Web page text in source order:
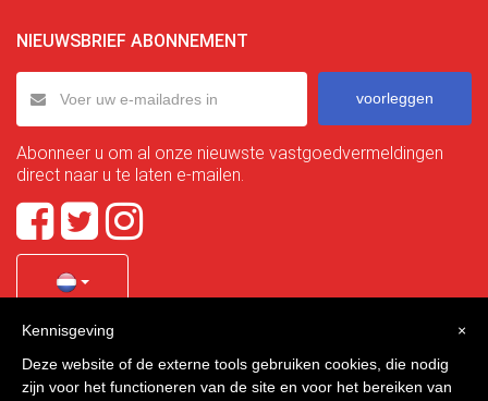
NIEUWSBRIEF ABONNEMENT
voorleggen
Abonneer u om al onze nieuwste vastgoedvermeldingen
direct naar u te laten e-mailen.
Quality Homes Costa Calida
is a registered trademark of
La Manga Holiday Home SL duly registered with CIF / tax
×
Kennisgeving
Deze website of de externe tools gebruiken cookies, die nodig
zijn voor het functioneren van de site en voor het bereiken van